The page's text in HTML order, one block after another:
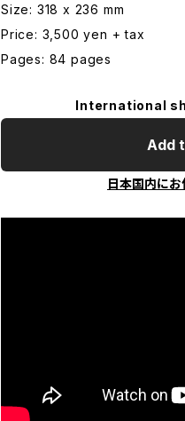
Size: 318 x 236 mm
Price: 3,500 yen + tax
Pages: 84 pages
International
Add
日本国内に